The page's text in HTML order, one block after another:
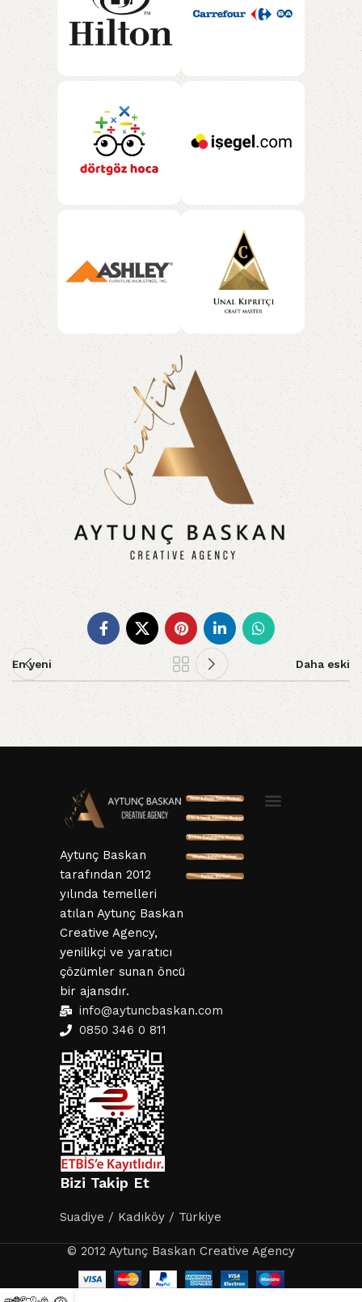
En yeni Daha eski
Aytunç Baskan
tarafından 2012
yılında temelleri
atılan Aytunç Baskan
Creative Agency,
yenilikçi ve yaratıcı
çözümler sunan öncü
bir ajansdır.
info@aytuncbaskan.com
0850 346 0 811
Bizi Takip Et
Suadiye / Kadıköy / Türkiye
© 2012 Aytunç Baskan Creative Agency